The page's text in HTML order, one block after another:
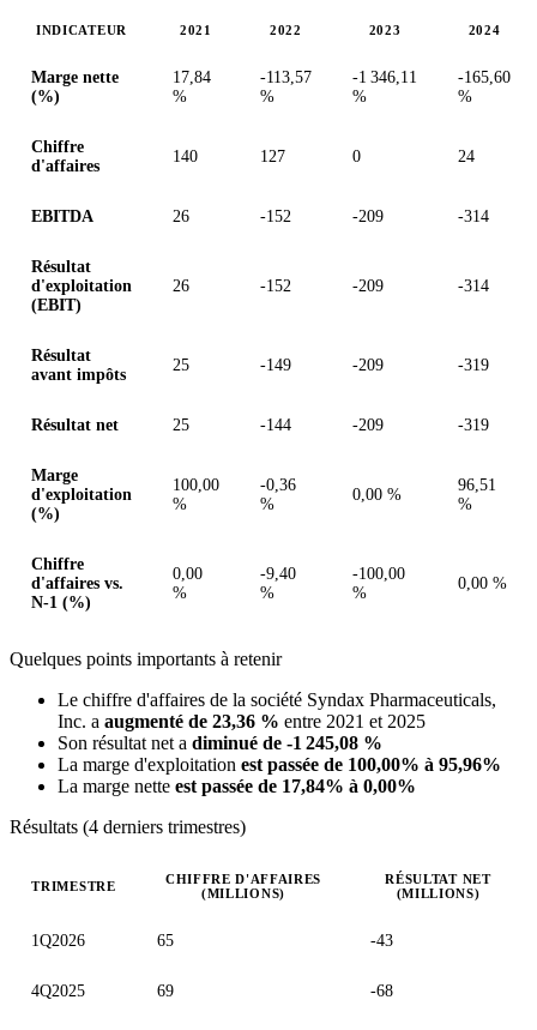
INDICATEUR 2021 2022 2023 2024
Marge nette
(%)
17,84
%
-113,57
%
-1 346,11
%
-165,60
%
Chiffre
d'affaires
140 127 0 24
EBITDA 26 -152 -209 -314
Résultat
d'exploitation
(EBIT)
26 -152 -209 -314
Résultat
avant impôts
25 -149 -209 -319
Résultat net 25 -144 -209 -319
Marge
d'exploitation
(%)
100,00
%
-0,36
%
0,00 %
96,51
%
Chiffre
d'affaires vs.
N-1 (%)
0,00
%
-9,40
%
-100,00
%
0,00 %
Quelques points importants à retenir
Le chiffre d'affaires de la société Syndax Pharmaceuticals,
Inc. a augmenté de 23,36 % entre 2021 et 2025
Son résultat net a diminué de -1 245,08 %
La marge d'exploitation est passée de 100,00% à 95,96%
La marge nette est passée de 17,84% à 0,00%
Résultats (4 derniers trimestres)
TRIMESTRE
CHIFFRE D'AFFAIRES
(MILLIONS)
RÉSULTAT NET
(MILLIONS)
1Q2026 65 -43
4Q2025 69 -68